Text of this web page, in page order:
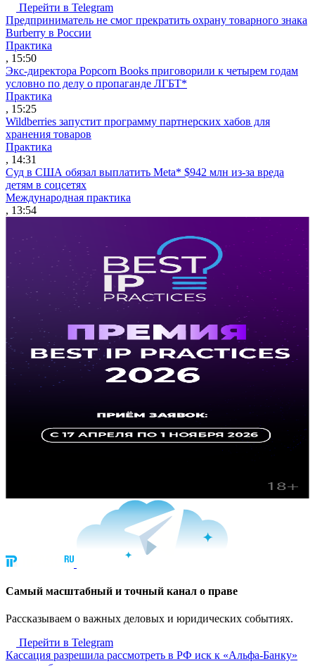
Перейти в Telegram
Предприниматель не смог прекратить охрану товарного знака
Burberry в России
Практика
, 15:50
Экс-директора Popcorn Books приговорили к четырем годам
условно по делу о пропаганде ЛГБТ*
Практика
, 15:25
Wildberries запустит программу партнерских хабов для
хранения товаров
Практика
, 14:31
Суд в США обязал выплатить Meta* $942 млн из-за вреда
детям в соцсетях
Международная практика
, 13:54
Cамый масштабный и точный канал о праве
Рассказываем о важных деловых и юридических событиях.
Перейти в Telegram
Кассация разрешила рассмотреть в РФ иск к «Альфа-Банку»